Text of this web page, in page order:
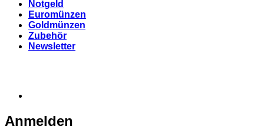
Notgeld
Euromünzen
Goldmünzen
Zubehör
Newsletter
Anmelden